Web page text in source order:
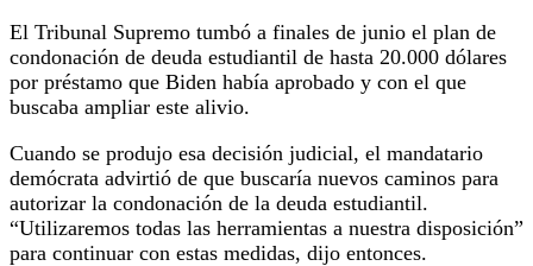
El Tribunal Supremo tumbó a finales de junio el plan de
condonación de deuda estudiantil de hasta 20.000 dólares
por préstamo que Biden había aprobado y con el que
buscaba ampliar este alivio.
Cuando se produjo esa decisión judicial, el mandatario
demócrata advirtió de que buscaría nuevos caminos para
autorizar la condonación de la deuda estudiantil.
“Utilizaremos todas las herramientas a nuestra disposición”
para continuar con estas medidas, dijo entonces.